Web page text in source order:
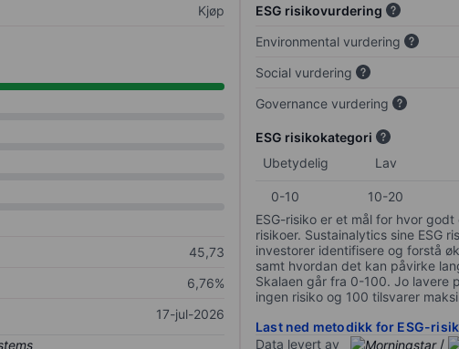
Kjøp
45,73
6,76%
17-jul-2026
ESG risikovurdering
Environmental vurdering
Social vurdering
Governance vurdering
ESG risikokategori
Ubetydelig
Lav
0-10 10-20
ESG-risiko er et mål for hvor
risikoer. Sustainalytics sine ESG
investorer identifisere og forstå
samt hvordan det kan påvirke
Skalaen går fra 0-100. Jo lavere
ingen risiko og 100 tilsvarer
Last ned metodikk for ESG-
Data levert av
/